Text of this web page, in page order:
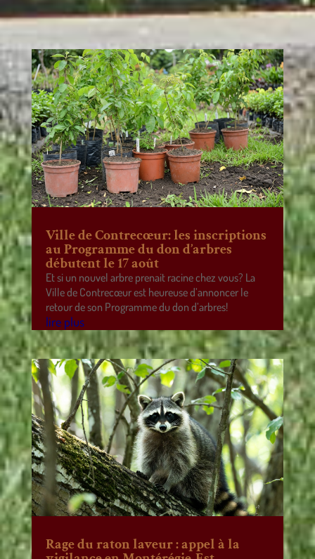
Ville de Contrecœur: les inscriptions
au Programme du don d’arbres
débutent le 17 août
Et si un nouvel arbre prenait racine chez vous? La
Ville de Contrecœur est heureuse d’annoncer le
retour de son Programme du don d’arbres!
lire plus
Rage du raton laveur : appel à la